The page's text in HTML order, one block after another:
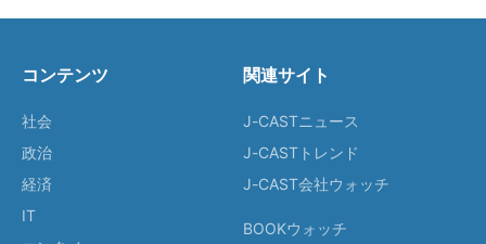
コンテンツ
社会
政治
経済
IT
関連サイト
J-CASTニュース
J-CASTトレンド
J-CAST会社ウォッチ
BOOKウォッチ